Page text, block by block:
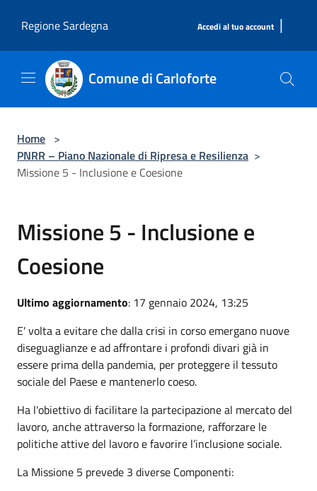
Regione Sardegna
Accedi al tuo account |
Comune di Carloforte
Home >
PNRR – Piano Nazionale di Ripresa e Resilienza >
Missione 5 - Inclusione e Coesione
Missione 5 - Inclusione e
Coesione
Ultimo aggiornamento: 17 gennaio 2024, 13:25
E' volta a evitare che dalla crisi in corso emergano nuove
diseguaglianze e ad affrontare i profondi divari già in
essere prima della pandemia, per proteggere il tessuto
sociale del Paese e mantenerlo coeso.
Ha l'obiettivo di facilitare la partecipazione al mercato del
lavoro, anche attraverso la formazione, rafforzare le
politiche attive del lavoro e favorire l’inclusione sociale.
La Missione 5 prevede 3 diverse Componenti: